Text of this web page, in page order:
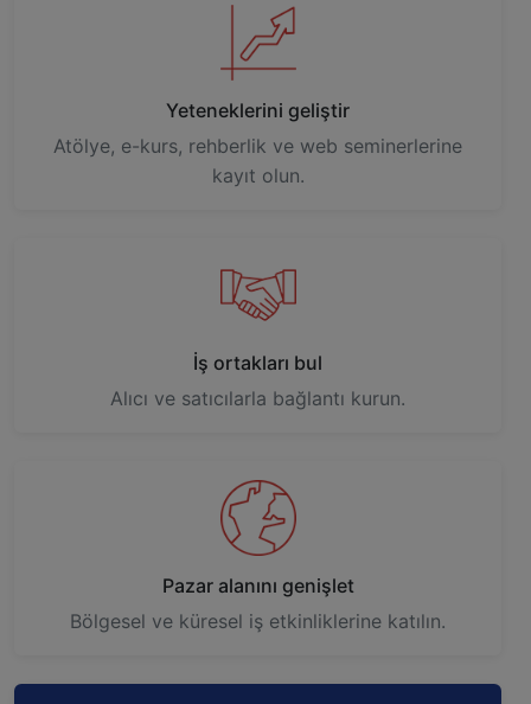
Yeteneklerini geliştir
Atölye, e-kurs, rehberlik ve web seminerlerine
kayıt olun.
İş ortakları bul
Alıcı ve satıcılarla bağlantı kurun.
Pazar alanını genişlet
Bölgesel ve küresel iş etkinliklerine katılın.